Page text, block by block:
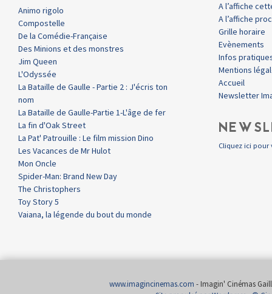
Animo rigolo
Compostelle
De la Comédie-Française
Des Minions et des monstres
Jim Queen
L'Odyssée
La Bataille de Gaulle - Partie 2 : J'écris ton
nom
La Bataille de Gaulle-Partie 1-L'âge de fer
La fin d'Oak Street
La Pat' Patrouille : Le film mission Dino
Les Vacances de Mr Hulot
Mon Oncle
Spider-Man: Brand New Day
The Christophers
Toy Story 5
Vaiana, la légende du bout du monde
A l’affiche
A l’affiche
Grille horaire
Evènements
Infos
Mentions
Accueil
Newsletter
Cliquez ici pour
www.imagincinemas.com - Imagin' Cinémas